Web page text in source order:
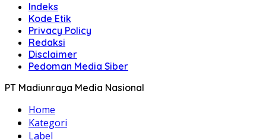
Indeks
Kode Etik
Privacy Policy
Redaksi
Disclaimer
Pedoman Media Siber
PT Madiunraya Media Nasional
Home
Kategori
Label